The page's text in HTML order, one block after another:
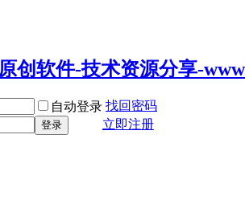
自动登录 找回密码
登录
立即注册